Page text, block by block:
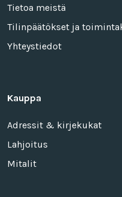
Tietoa meistä
Tilinpäätökset ja
Yhteystiedot
Kauppa
Adressit & kirjekukat
Lahjoitus
Mitalit